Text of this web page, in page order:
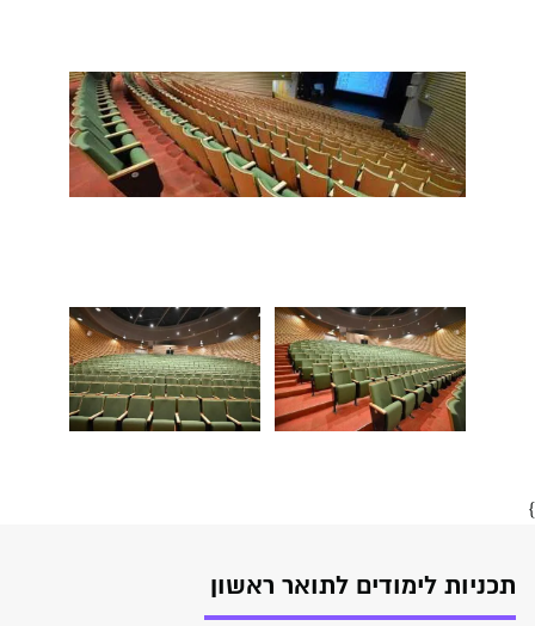
}
תכניות לימודים לתואר ראשון